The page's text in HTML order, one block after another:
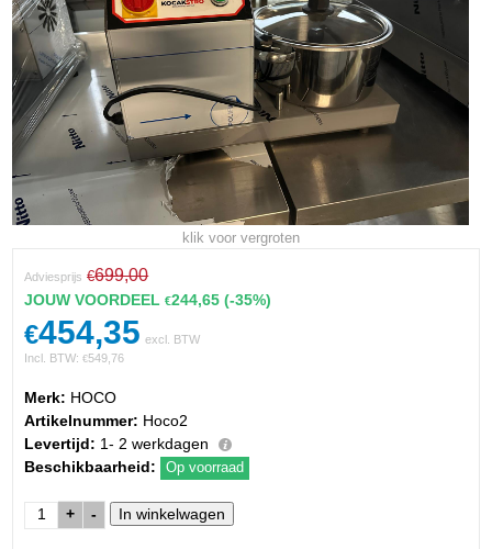
klik voor vergroten
Adviesprijs €699,00
JOUW VOORDEEL€244,65 (-35%)
€454,35 excl. BTW
Incl. BTW:€549,76
Merk: HOCO
Artikelnummer: Hoco2
Levertijd: 1- 2 werkdagen
Beschikbaarheid:
Op voorraad
+ -